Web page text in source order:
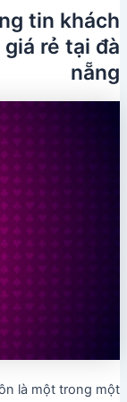
tin khách
rẻ tại đà
nẵng
là một trong một